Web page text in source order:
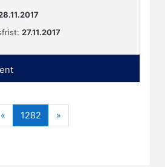
27.11.2017
«Forrige
1282(nåværende)
»Neste